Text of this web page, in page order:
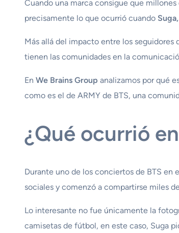
Cuando una marca consigue que
precisamente lo que ocurrió cuando
Más allá del impacto entre los
tienen las comunidades en la
En We Brains Group analizamos por qué
como es el de ARMY de BTS, una
¿Qué ocurrió
Durante uno de los conciertos de BTS en
sociales y comenzó a compartirse miles
Lo interesante no fue únicamente la
camisetas de fútbol, en este caso, Suga